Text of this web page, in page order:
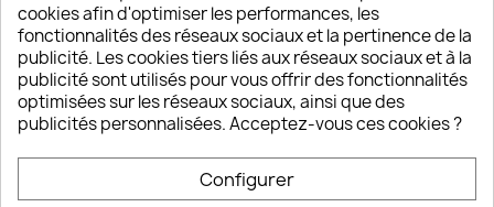
Un SAV à votre écoute
Notre SAV est disponible 6/7J de 10h à 18H

cookies afin d'optimiser les performances, les
fonctionnalités des réseaux sociaux et la pertinence de la
publicité. Les cookies tiers liés aux réseaux sociaux et à la
publicité sont utilisés pour vous offrir des fonctionnalités
optimisées sur les réseaux sociaux, ainsi que des
publicités personnalisées. Acceptez-vous ces cookies ?
Configurer